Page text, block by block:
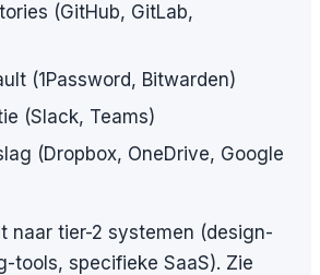
(GitHub, GitLab,
(1Password, Bitwarden)
(Slack, Teams)
(Dropbox, OneDrive, Google
naar tier-2 systemen (design-
tools, specifieke SaaS). Zie